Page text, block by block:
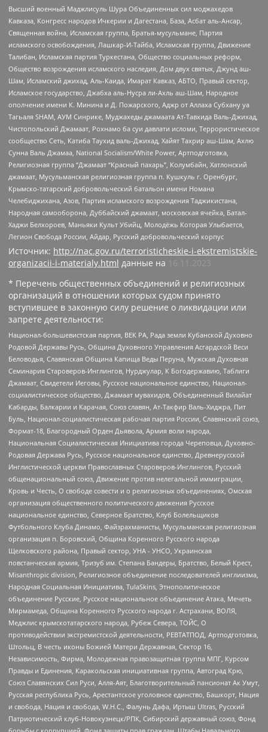
Высший военный Маджлисуль Шура Объединенных сил моджахедов
Кавказа, Конгресс народов Ичкерии и Дагестана, База, Асбат аль-Ансар,
Священная война, Исламская группа, Братья-мусульмане, Партия
исламского освобождения, Лашкар-И-Тайба, Исламская группа, Движение
Талибан, Исламская партия Туркестана, Общество социальных реформ,
Общество возрождения исламского наследия, Дом двух святых, Джунд аш-
Шам, Исламский джихад, Аль-Каида, Имарат Кавказ, АБТО, Правый сектор,
Исламское государство, Джабха аль-Нусра ли-Ахль аш-Шам, Народное
ополчение имени К. Минина и Д. Пожарского, Аджр от Аллаха Субхану уа
Тагьаля SHAM, АУМ Синрике, Муджахеды джамаата Ат-Тавхида Валь-Джихад,
Чистопольский Джамаат, Рохнамо ба суи давлати исломи, Террористическое
сообщество Сеть, Катиба Таухид валь-Джихад, Хайят Тахрир аш-Шам, Ахлю
Сунна Валь Джамаа, National Socialism/White Power, Артподготовка,
Религиозная группа “Джамаат “Красный пахарь”, Колумбайн, Хатлонский
джамаат, Мусульманская религиозная группа п. Кушкуль г. Оренбург,
Крымско-татарский добровольческий батальон имени Номана
Челебиджихана, Азов, Партия исламского возрождения Таджикистана,
Народная самооборона, Дуббайский джамаат, московская ячейка, Батал-
Хаджи Белхороев, Маньяки Культ Убийц, Молодёжь Которая Улыбается,
Легион Свобода России, Айдар, Русский добровольческий корпус
Источник: http://nac.gov.ru/terroristicheskie-i-ekstremistskie-
organizacii-i-materialy.html данные на
16.11.2023
* Перечень общественных объединений и религиозных
организаций в отношении которых судом принято
вступившее в законную силу решение о ликвидации или
запрете деятельности:
Национал-большевистская партия, ВЕК РА, Рада земли Кубанской Духовно
Родовой Державы Русь, Община Духовного Управления Асгардской Веси
Беловодья, Славянская Община Капища Веды Перуна, Мужская Духовная
Семинария Староверов-Инглингов, Нурджулар, К Богодержавию, Таблиги
Джамаат, Свидетели Иеговы, Русское национальное единство, Национал-
социалистическое общество, Джамаат мувахидов, Объединенный Вилайат
Кабарды, Балкарии и Карачая, Союз славян, Ат-Такфир Валь-Хиджра, Пит
Буль, Национал-социалистическая рабочая партия России, Славянский союз,
Формат-18, Благородный Орден Дьявола, Армия воли народа,
Национальная Социалистическая Инициатива города Череповца, Духовно-
Родовая Держава Русь, Русское национальное единство, Древнерусской
Инглистической церкви Православных Староверов-Инглингов, Русский
общенациональный союз, Движение против нелегальной иммиграции,
Кровь и Честь, О свободе совести и о религиозных объединениях, Омская
организация общественного политического движения Русское
национальное единство, Северное Братство, Клуб Болельщиков
Футбольного Клуба Динамо, Файзрахманисты, Мусульманская религиозная
организация п. Боровский, Община Коренного Русского народа
Щелковского района, Правый сектор, УНА - УНСО, Украинская
повстанческая армия, Тризуб им. Степана Бандеры, Братство, Белый Крест,
Misanthropic division, Религиозное объединение последователей инглиизма,
Народная Социальная Инициатива, TulaSkins, Этнополитическое
объединение Русские, Русское национальное объединение Атака, Мечеть
Мирмамеда, Община Коренного Русского народа г. Астрахани, ВОЛЯ,
Меджлис крымскотатарского народа, Рубеж Севера, ТОЙС, О
противодействии экстремистской деятельности, РЕВТАТПОД, Артподготовка,
Штольц, В честь иконы Божией Матери Державная, Сектор 16,
Независимость, Фирма, Молодежная правозащитная группа МПГ, Курсом
Правды и Единения, Каракольская инициативная группа, Автоград Крю,
Союз Славянских Сил Руси, Алля-Аят, Благотворительный пансионат Ак Умут,
Русская республика Русь, Арестантское уголовное единство, Башкорт, Нация
и свобода, Нация и свобода, W.H.С., Фалунь Дафа, Иртыш Ultras, Русский
Патриотический клуб-Новокузнецк/РПК, Сибирский державный союз, Фонд